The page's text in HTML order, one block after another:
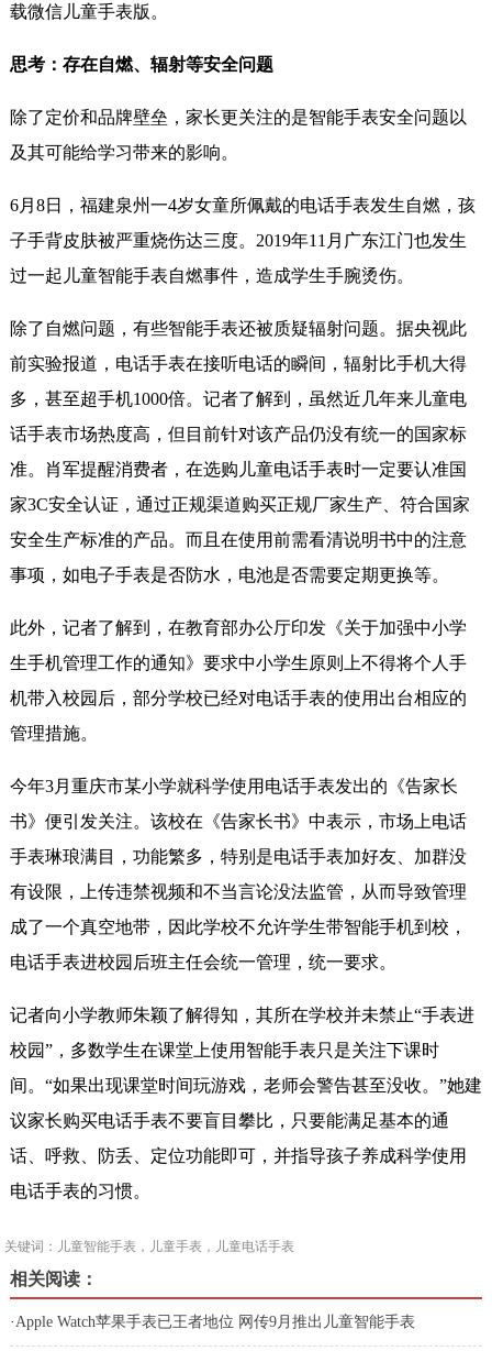
载微信儿童手表版。
思考：存在自燃、辐射等安全问题
除了定价和品牌壁垒，家长更关注的是智能手表安全问题以
及其可能给学习带来的影响。
6月8日，福建泉州一4岁女童所佩戴的电话手表发生自燃，孩
子手背皮肤被严重烧伤达三度。2019年11月广东江门也发生
过一起儿童智能手表自燃事件，造成学生手腕烫伤。
除了自燃问题，有些智能手表还被质疑辐射问题。据央视此
前实验报道，电话手表在接听电话的瞬间，辐射比手机大得
多，甚至超手机1000倍。记者了解到，虽然近几年来儿童电
话手表市场热度高，但目前针对该产品仍没有统一的国家标
准。肖军提醒消费者，在选购儿童电话手表时一定要认准国
家3C安全认证，通过正规渠道购买正规厂家生产、符合国家
安全生产标准的产品。而且在使用前需看清说明书中的注意
事项，如电子手表是否防水，电池是否需要定期更换等。
此外，记者了解到，在教育部办公厅印发《关于加强中小学
生手机管理工作的通知》要求中小学生原则上不得将个人手
机带入校园后，部分学校已经对电话手表的使用出台相应的
管理措施。
今年3月重庆市某小学就科学使用电话手表发出的《告家长
书》便引发关注。该校在《告家长书》中表示，市场上电话
手表琳琅满目，功能繁多，特别是电话手表加好友、加群没
有设限，上传违禁视频和不当言论没法监管，从而导致管理
成了一个真空地带，因此学校不允许学生带智能手机到校，
电话手表进校园后班主任会统一管理，统一要求。
记者向小学教师朱颖了解得知，其所在学校并未禁止“手表进
校园”，多数学生在课堂上使用智能手表只是关注下课时
间。“如果出现课堂时间玩游戏，老师会警告甚至没收。”她建
议家长购买电话手表不要盲目攀比，只要能满足基本的通
话、呼救、防丢、定位功能即可，并指导孩子养成科学使用
电话手表的习惯。
关键词：儿童智能手表，儿童手表，儿童电话手表
相关阅读：
· Apple Watch苹果手表已王者地位 网传9月推出儿童智能手表